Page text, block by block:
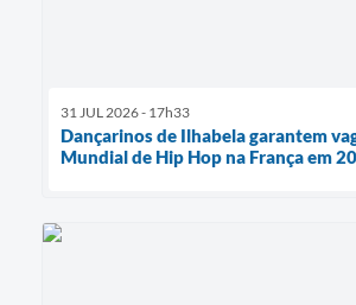
31 JUL 2026 - 17h33
Dançarinos de Ilhabela garantem
Mundial de Hip Hop na França em